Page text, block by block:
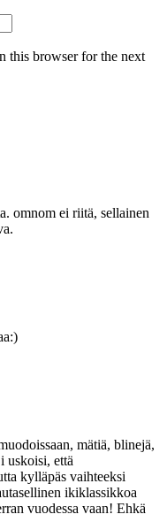
this browser for the next
omnom ei riitä, sellainen
mätiä, blinejä,
että
kylläpäs vaihteeksi
ikiklassikkoa
vuodessa vaan! Ehkä